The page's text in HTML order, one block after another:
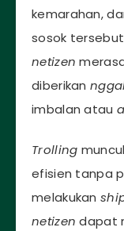
kemarahan,
sosok
netizen
diberikan
imbalan atau
Trolling
efisien tanpa
melakukan
netizen dapat